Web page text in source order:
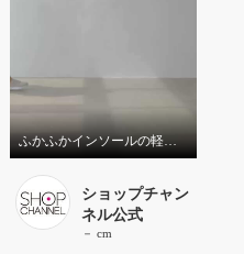
ふかふかインソールの軽～いスリッポン！
ショップチャン
ネル公式
－ cm